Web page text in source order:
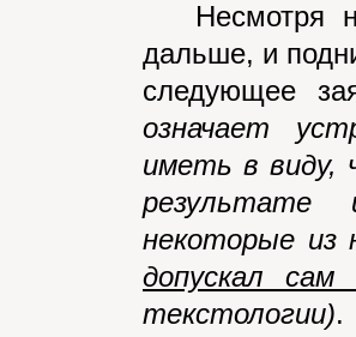
Несмотря
дальше, и
следующее
означает
иметь в
результате
некоторые из
допускал сам
текстологии).